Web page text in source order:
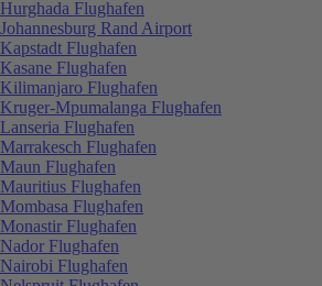
Hurghada Flughafen
Johannesburg Rand Airport
Kapstadt Flughafen
Kasane Flughafen
Kilimanjaro Flughafen
Kruger-Mpumalanga Flughafen
Lanseria Flughafen
Marrakesch Flughafen
Maun Flughafen
Mauritius Flughafen
Mombasa Flughafen
Monastir Flughafen
Nador Flughafen
Nairobi Flughafen